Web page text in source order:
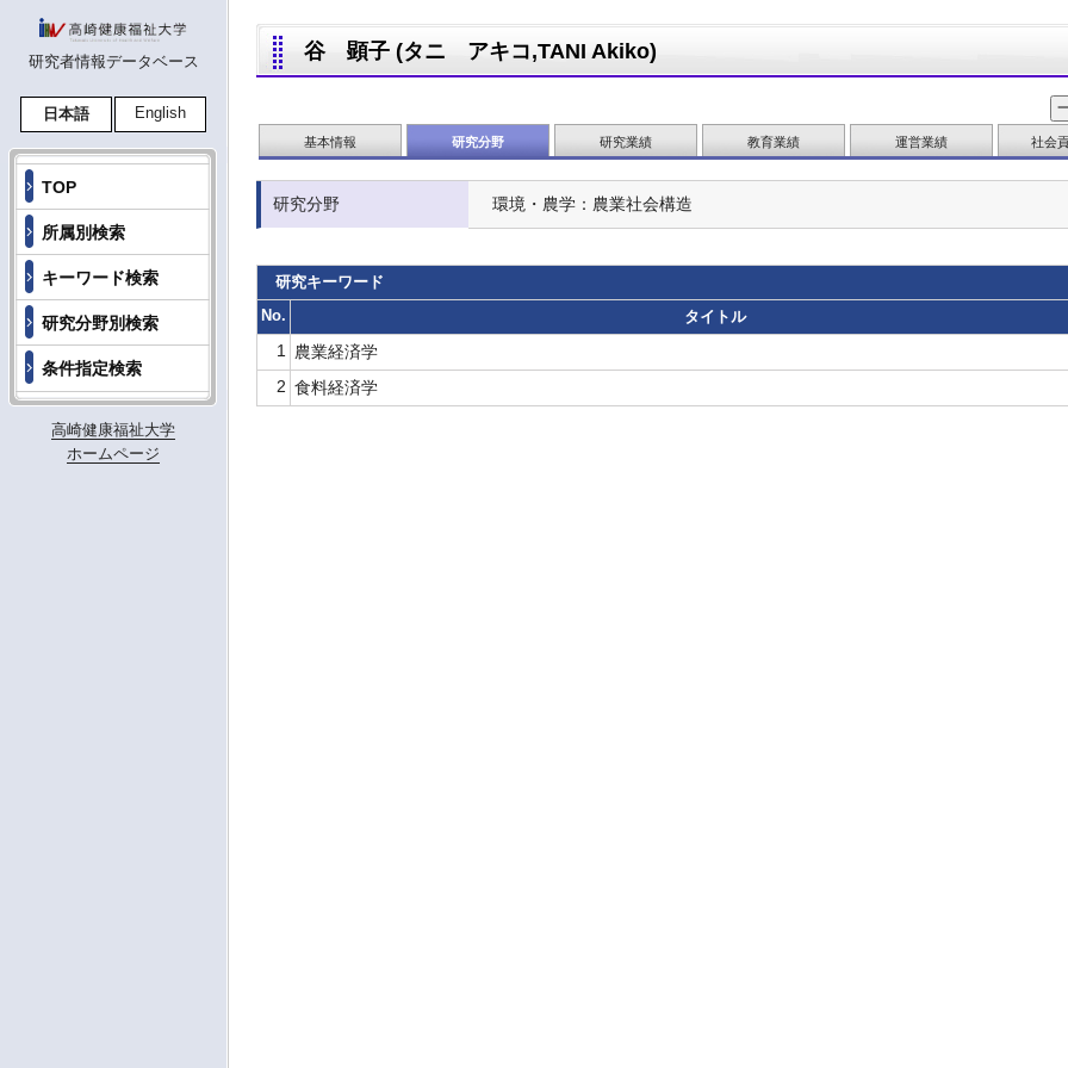
研究者情報データベース
日本語 English
TOP
所属別検索
キーワード検索
研究分野別検索
条件指定検索
高崎健康福祉大学
ホームページ
谷 顕子 (タニ アキコ,TANI Akiko)
基本情報 研究分野 研究業績 教育業績 運営業績 社会
研究分野 環境・農学：農業社会構造
研究キーワード
No.
タイトル
1
農業経済学
2 食料経済学